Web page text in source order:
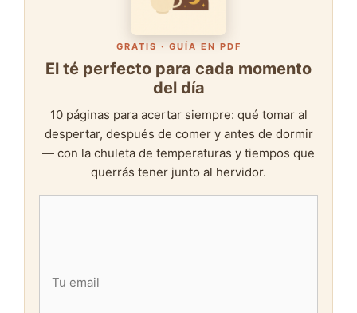
GRATIS · GUÍA EN PDF
El té perfecto para cada momento
del día
10 páginas para acertar siempre: qué tomar al
despertar, después de comer y antes de dormir
— con la chuleta de temperaturas y tiempos que
querrás tener junto al hervidor.